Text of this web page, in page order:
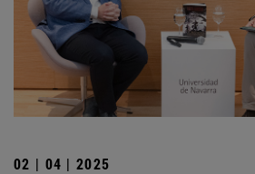
02 | 04 | 2025